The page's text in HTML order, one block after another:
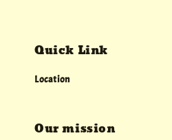
Quick Link
Location
Our mission